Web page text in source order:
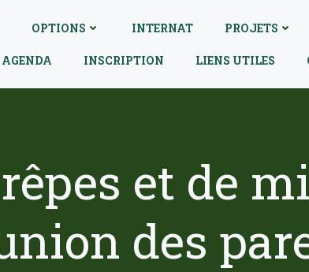
OPTIONS INTERNAT PROJETS
AGENDA INSCRIPTION LIENS UTILES
et de
des